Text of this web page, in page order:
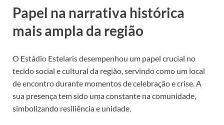
Papel na narrativa histórica
mais ampla da região
O Estádio Estelaris desempenhou um papel crucial no
tecido social e cultural da região, servindo como um local
de encontro durante momentos de celebração e crise. A
sua presença tem sido uma constante na comunidade,
simbolizando resiliência e unidade.